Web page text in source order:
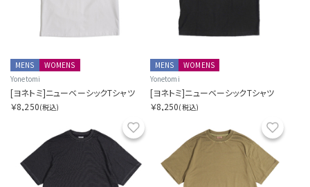
MENS
WOMENS
Yonetomi
[ヨネトミ]ニューベーシックTシャツ
￥8,250(税込)
MENS
WOMENS
Yonetomi
[ヨネトミ]ニューベーシックTシャツ
￥8,250(税込)
お気に入り